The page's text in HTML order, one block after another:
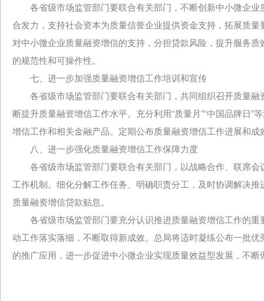
各省级市场监管部门要联合有关部门，不断创新中小微企业
合发力，支持社会资本为质量信誉企业提供资金支持，拓展质
对中小微企业质量融资增信的支持，分担贷款风险，提升服务
的规范性和可操作性。
七、进一步加强质量融资增信工作培训和宣传
各省级市场监管部门要联合有关部门，共同组织召开质量融
断提升质量融资增信工作水平。充分利用“质量月”“中国品牌日
增信工作和相关金融产品。定期公布质量融资增信工作进展和
八、进一步强化质量融资增信工作保障力度
各省级市场监管部门要联合有关部门，以战略合作、联席会
工作机制。细化分解工作任务、明确职责分工，及时协调解决
质量融资增信贷款贴息。
各省级市场监管部门要充分认识推进质量融资增信工作的重
动工作落实落细，不断取得新成效。总局将适时凝练公布一批
的推广应用，进一步促进中小微企业实现质量效益型发展，不断